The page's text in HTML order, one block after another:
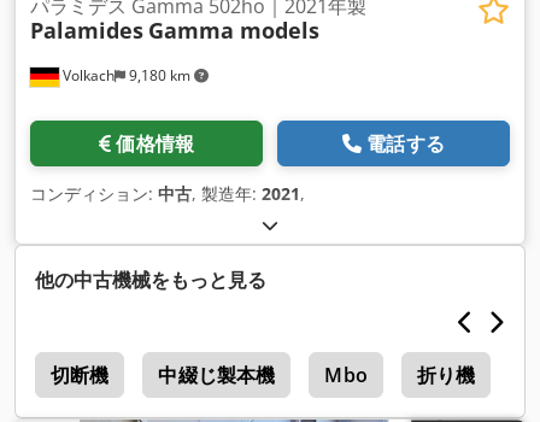
Volkach 9,180 km
パラミデス Gamma 502ho｜2021年製
Palamides Gamma models
価格情報 電話する
コンディション: 中古, 製造年: 2021,
他の中古機械をもっと見る
切断機 中綴じ製本機 Mbo 折り機